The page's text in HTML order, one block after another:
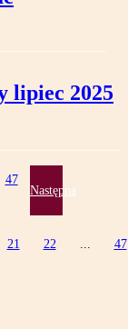
lipiec 2025
47
Następna
21 22 ... 47